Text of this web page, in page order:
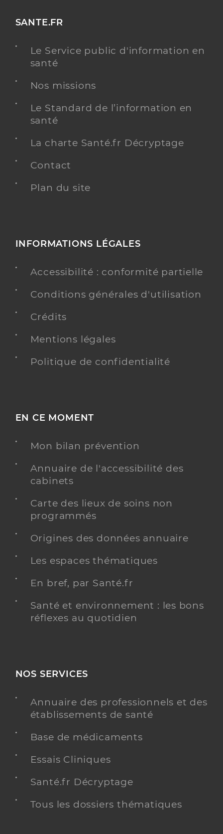
SANTE.FR
Le Service public d'information en
santé
Nos missions
Le Standard de l’information en
santé
La charte Santé.fr Décryptage
Contact
Plan du site
INFORMATIONS LÉGALES
Accessibilité : conformité partielle
Conditions générales d'utilisation
Crédits
Mentions légales
Politique de confidentialité
EN CE MOMENT
Mon bilan prévention
Annuaire de l'accessibilité des
cabinets
Carte des lieux de soins non
programmés
Origines des données annuaire
Les espaces thématiques
En bref, par Santé.fr
Santé et environnement : les bons
réflexes au quotidien
NOS SERVICES
Annuaire des professionnels et des
établissements de santé
Base de médicaments
Essais Cliniques
Santé.fr Décryptage
Tous les dossiers thématiques